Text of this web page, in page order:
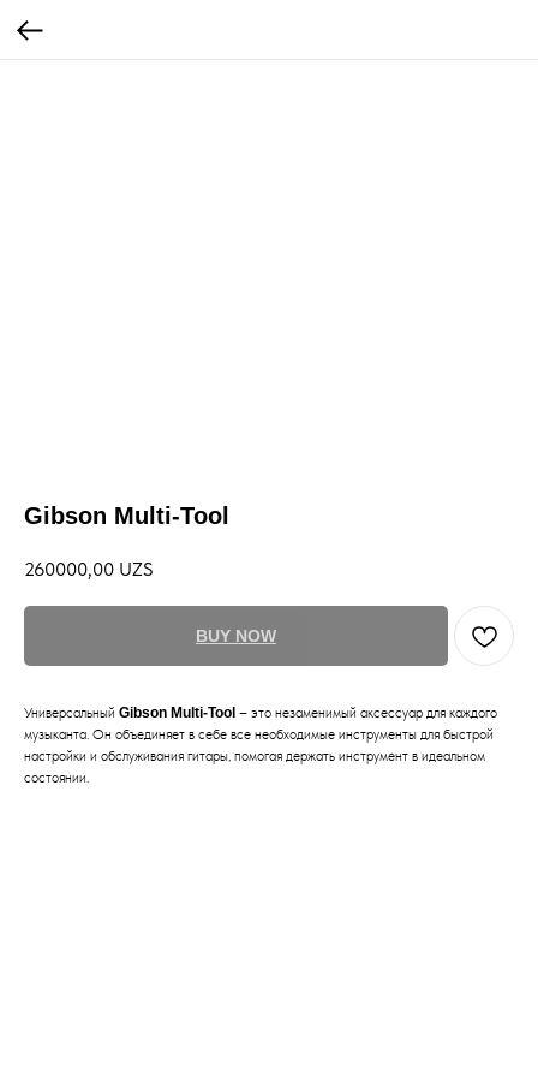
Gibson Multi-Tool
260000,00 UZS
BUY NOW
Универсальный Gibson Multi-Tool – это незаменимый аксессуар для каждого
музыканта. Он объединяет в себе все необходимые инструменты для быстрой
настройки и обслуживания гитары, помогая держать инструмент в идеальном
состоянии.